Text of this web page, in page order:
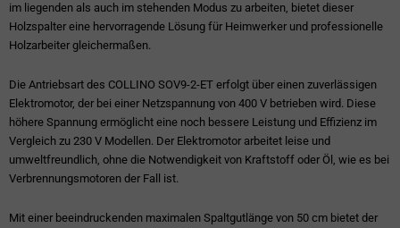
im liegenden als auch im stehenden Modus zu arbeiten, bietet dieser
Holzspalter eine hervorragende Lösung für Heimwerker und professionelle
Holzarbeiter gleichermaßen.
Die Antriebsart des COLLINO SOV9-2-ET erfolgt über einen zuverlässigen
Elektromotor, der bei einer Netzspannung von 400 V betrieben wird. Diese
höhere Spannung ermöglicht eine noch bessere Leistung und Effizienz im
Vergleich zu 230 V Modellen. Der Elektromotor arbeitet leise und
umweltfreundlich, ohne die Notwendigkeit von Kraftstoff oder Öl, wie es bei
Verbrennungsmotoren der Fall ist.
Mit einer beeindruckenden maximalen Spaltgutlänge von 50 cm bietet der